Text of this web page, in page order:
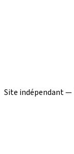
Site indépendant —